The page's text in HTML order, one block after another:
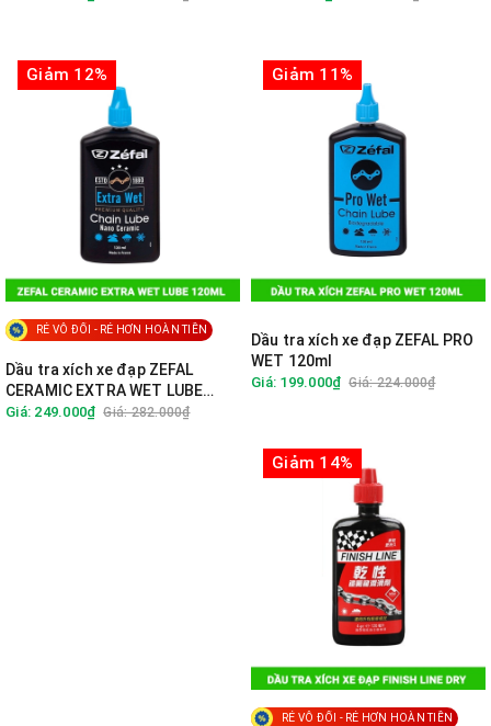
Giảm 12%
RẺ VÔ ĐỐI - RẺ HƠN HOÀN TIỀN
Dầu tra xích xe đạp ZEFAL
CERAMIC EXTRA WET LUBE
120ml
Giá: 249.000₫ Giá: 282.000₫
Giảm 11%
Dầu tra xích xe đạp ZEFAL PRO
WET 120ml
Giá: 199.000₫ Giá: 224.000₫
Giảm 14%
RẺ VÔ ĐỐI - RẺ HƠN HOÀN TIỀN